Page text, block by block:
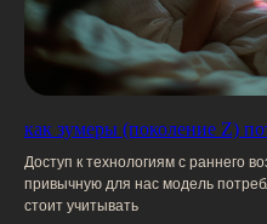
как зумеры (поколение Z)
Доступ к технологиям с раннего
привычную для нас модель
стоит учитывать
выступаем
на профильных
мероприятиях